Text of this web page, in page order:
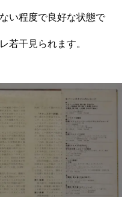
い程度で良好な状態で
若干見られます。